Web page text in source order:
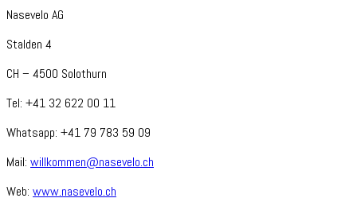
Nasevelo AG
Stalden 4
CH – 4500 Solothurn
Tel: +41 32 622 00 11
Whatsapp: +41 79 783 59 09
Mail: willkommen@nasevelo.ch
Web: www.nasevelo.ch